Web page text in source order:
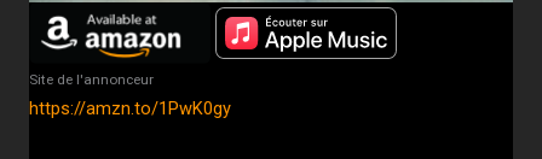
Site de l'annonceur
https://amzn.to/1PwK0gy